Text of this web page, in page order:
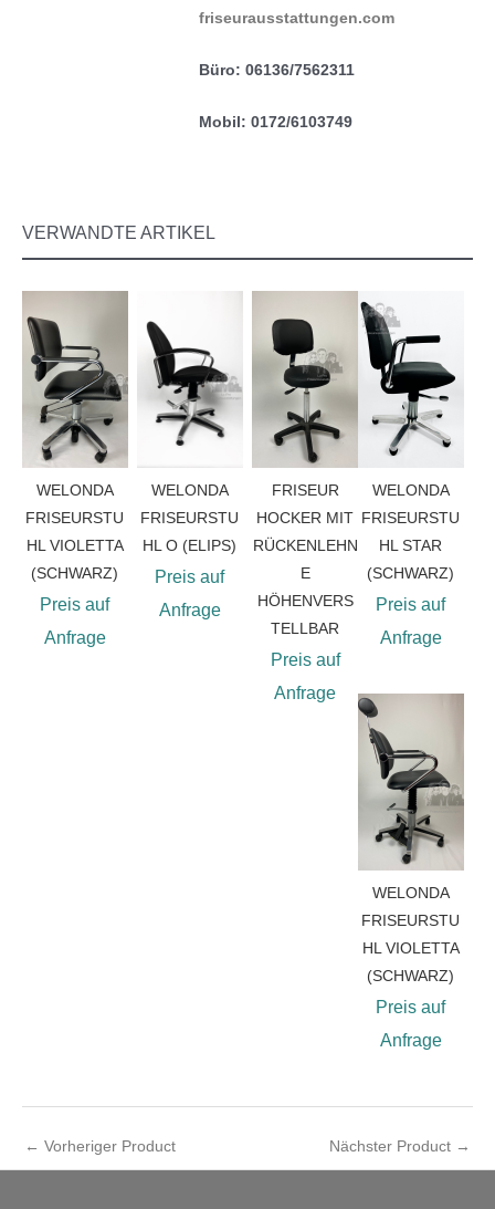
friseurausstattungen.com
Büro: 06136/7562311
Mobil: 0172/6103749
VERWANDTE ARTIKEL
WELONDA
FRISEURSTU
HL VIOLETTA
(SCHWARZ)
Preis auf
Anfrage
WELONDA
FRISEURSTU
HL O (ELIPS)
Preis auf
Anfrage
FRISEUR
HOCKER MIT
RÜCKENLEHN
E
HÖHENVERS
TELLBAR
Preis auf
Anfrage
WELONDA
FRISEURSTU
HL STAR
(SCHWARZ)
Preis auf
Anfrage
WELONDA
FRISEURSTU
HL VIOLETTA
(SCHWARZ)
Preis auf
Anfrage
← Vorheriger Product Nächster Product →